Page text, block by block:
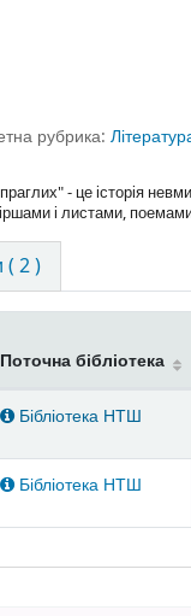
рубрика:
- це історія
і листами,
( 2 )
Поточна бібліотека
Бібліотека НТШ
Бібліотека НТШ